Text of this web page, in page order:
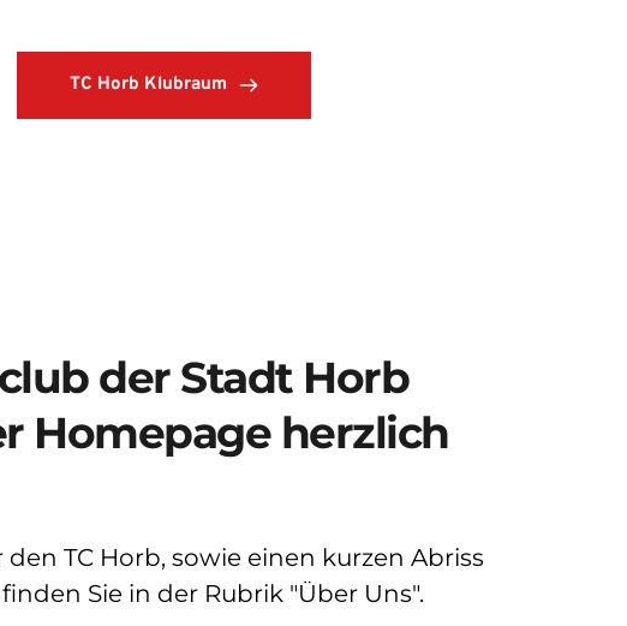
TC Horb Klubraum
der Stadt Horb
Homepage herzlich
TC Horb, sowie einen kurzen Abriss
Sie in der Rubrik "Über Uns".